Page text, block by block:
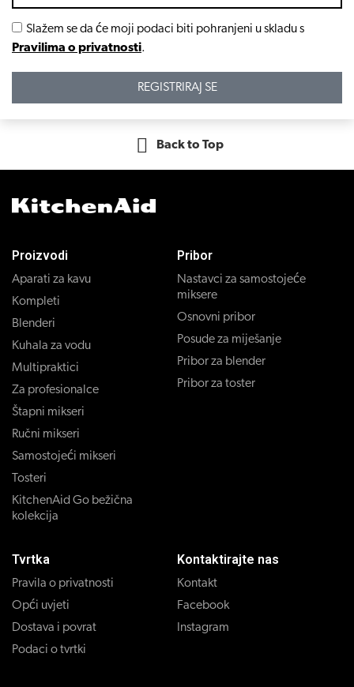
Slažem se da će moji podaci biti pohranjeni u skladu s
Pravilima o privatnosti.
REGISTRIRAJ SE
Back to Top
Proizvodi
Aparati za kavu
Kompleti
Blenderi
Kuhala za vodu
Multipraktici
Za profesionalce
Štapni mikseri
Ručni mikseri
Samostojeći mikseri
Tosteri
KitchenAid Go bežična
kolekcija
Pribor
Nastavci za samostojeće
miksere
Osnovni pribor
Posude za miješanje
Pribor za blender
Pribor za toster
Tvrtka
Pravila o privatnosti
Opći uvjeti
Dostava i povrat
Podaci o tvrtki
Kontaktirajte nas
Kontakt
Facebook
Instagram